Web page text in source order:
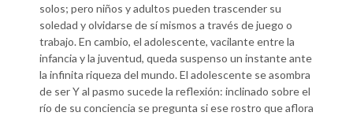
solos; pero niños y adultos pueden trascender su
soledad y olvidarse de sí mismos a través de juego o
trabajo. En cambio, el adolescente, vacilante entre la
infancia y la juventud, queda suspenso un instante ante
la infinita riqueza del mundo. El adolescente se asombra
de ser Y al pasmo sucede la reflexión: inclinado sobre el
río de su conciencia se pregunta si ese rostro que aflora